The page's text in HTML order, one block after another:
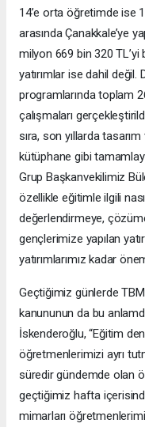
14’e orta öğretimde ise
arasında Çanakkale’ye
milyon 669 bin 320 TL’yi
yatırımlar ise dahil değil.
programlarında toplam
çalışmaları
sıra, son yıllarda
kütüphane gibi
Grup Başkanvekilimiz
özellikle eğitimle ilgili
değerlendirmeye,
gençlerimize yapılan
yatırımlarımız kadar
Geçtiğimiz günlerde
kanununun da bu
İskenderoğlu, “Eğitim
öğretmenlerimizi ayrı
süredir gündemde olan
geçtiğimiz hafta
mimarları